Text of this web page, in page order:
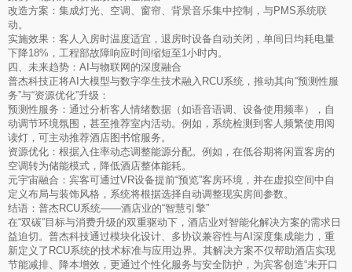
改造方案：集成灯光、空调、窗帘、背景音乐集中控制，与PMS系统联
动。
实施效果：客人入房时温度适宜，退房时设备自动关闭，单间日均耗电量
下降18%，工程部故障响应时间缩短至1小时内。
四、未来趋势：AI与物联网的深度融合
普杰科技正将AI大模型与数字孪生技术融入RCU系统，推动其向“预测性服
务”与“资源优化”升级：
预测性服务：通过分析客人情绪数据（如语音语调、设备使用频率），自
动调节环境氛围，甚至推荐室内活动。例如，系统检测到客人频繁使用阅
读灯，可主动推荐酒店图书馆服务。
资源优化：根据入住率动态调整能源分配。例如，在低谷期将闲置客房的
空调转为储能模式，降低酒店整体能耗。
元宇宙融合：宾客可通过VR设备提前“预览”客房环境，并在虚拟空间中自
定义布局与装饰风格，系统将根据选择自动调整现实房间参数。
结语：普杰RCU系统——酒店业的“智慧引擎”
在“双碳”目标与消费升级的双重驱动下，酒店业对智能化解决方案的需求日
益迫切。普杰科技通过模块化设计、多协议兼容性与AI深度集成能力，重
新定义了RCU系统的技术标准与应用边界。其解决方案不仅帮助酒店实现
节能减排、降本增效，更通过个性化服务与安全防护，为宾客创造“未开口